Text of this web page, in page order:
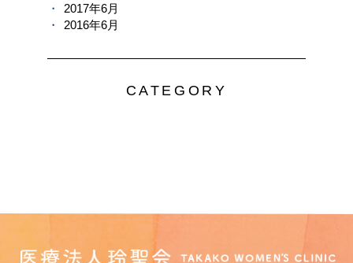
2017年6月
2016年6月
CATEGORY